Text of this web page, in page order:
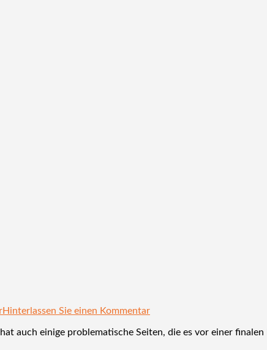
Hinterlassen Sie einen Kommentar
auch einige problematische Seiten, die es vor einer